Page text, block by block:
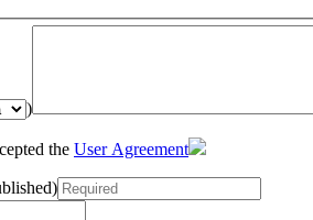
)
the User Agreement